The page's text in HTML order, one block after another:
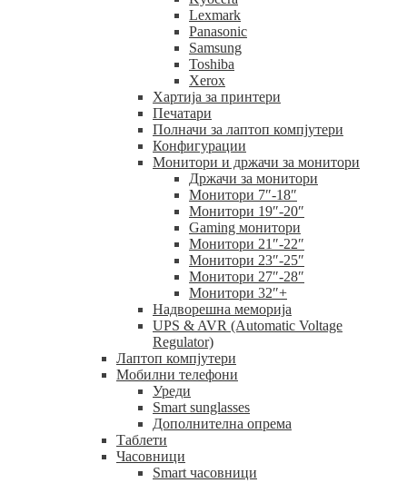
Lexmark
Panasonic
Samsung
Toshiba
Xerox
Хартија за принтери
Печатари
Полначи за лаптоп компјутери
Конфигурации
Монитори и држачи за монитори
Држачи за монитори
Монитори 7″-18″
Монитори 19″-20″
Gaming монитори
Монитори 21″-22″
Монитори 23″-25″
Монитори 27″-28″
Монитори 32″+
Надворешна меморија
UPS & AVR (Automatic Voltage
Regulator)
Лаптоп компјутери
Мобилни телефони
Уреди
Smart sunglasses
Дополнителна опрема
Таблети
Часовници
Smart часовници